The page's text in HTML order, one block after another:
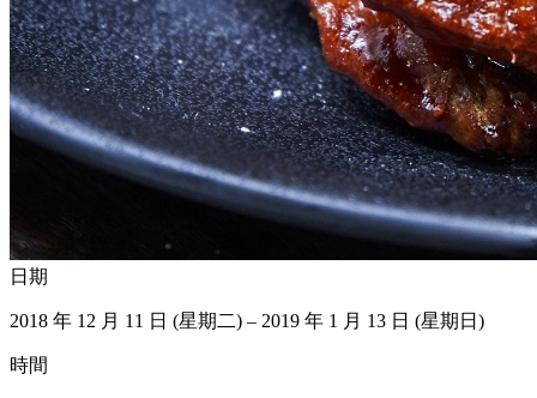
日期
2018 年 12 月 11 日 (星期二) – 2019 年 1 月 13 日 (星期日)
時間